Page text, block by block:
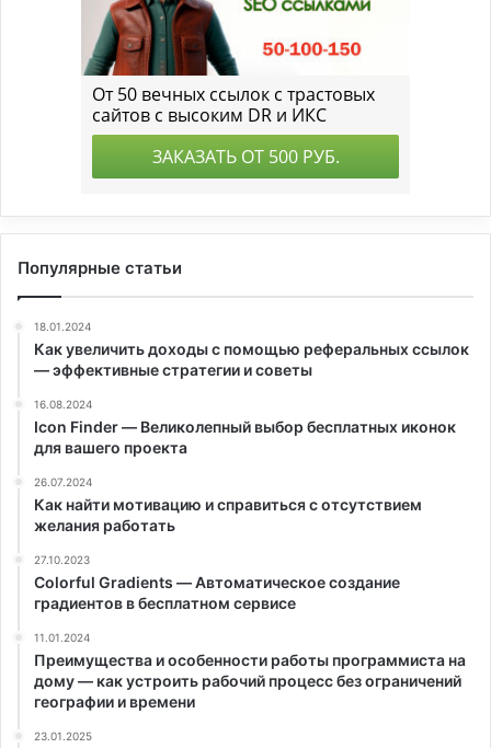
Популярные статьи
18.01.2024
Как увеличить доходы с помощью реферальных ссылок
— эффективные стратегии и советы
16.08.2024
Icon Finder — Великолепный выбор бесплатных иконок
для вашего проекта
26.07.2024
Как найти мотивацию и справиться с отсутствием
желания работать
27.10.2023
Colorful Gradients — Автоматическое создание
градиентов в бесплатном сервисе
11.01.2024
Преимущества и особенности работы программиста на
дому — как устроить рабочий процесс без ограничений
географии и времени
23.01.2025